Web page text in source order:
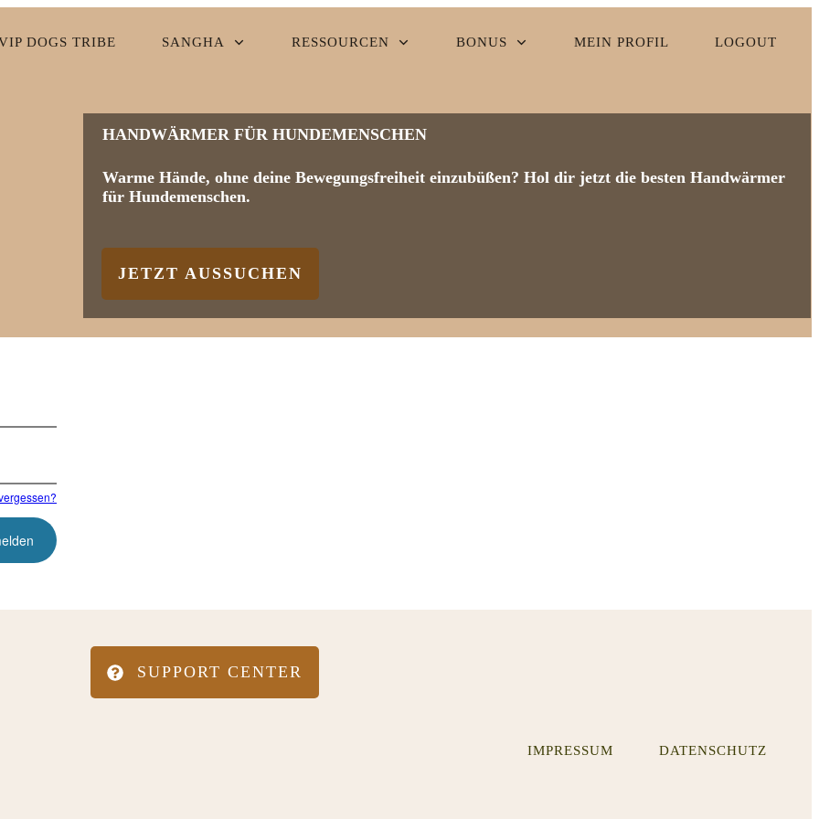
DOGS TRIBE SANGHA RESSOURCEN BONUS MEIN PROFIL LOGOUT
HANDWÄRMER FÜR HUNDEMENSCHEN
Warme Hände, ohne deine Bewegungsfreiheit einzubüßen? Hol dir jetzt die besten Handwärmer
für Hundemenschen.
JETZT AUSSUCHEN
SUPPORT CENTER
IMPRESSUM DATENSCHUTZ